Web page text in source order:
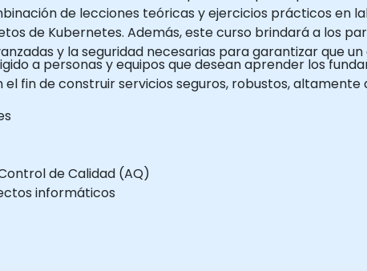
de lecciones teóricas y ejercicios prácticos en
de Kubernetes. Además, este curso brindará a los
y la seguridad necesarias para garantizar que
a personas y equipos que desean aprender los
fin de construir servicios seguros, robustos,
de Calidad (AQ)
informáticos